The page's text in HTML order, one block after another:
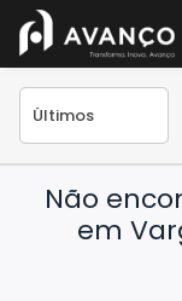
Não
em